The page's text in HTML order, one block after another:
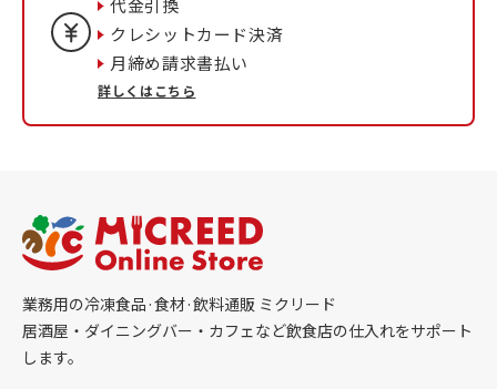
代金引換
クレシットカード決済
月締め請求書払い
詳しくはこちら
業務用の冷凍食品·食材·飲料通販 ミクリード
居酒屋・ダイニングバー・カフェなど飲食店の仕入れをサポート
します。